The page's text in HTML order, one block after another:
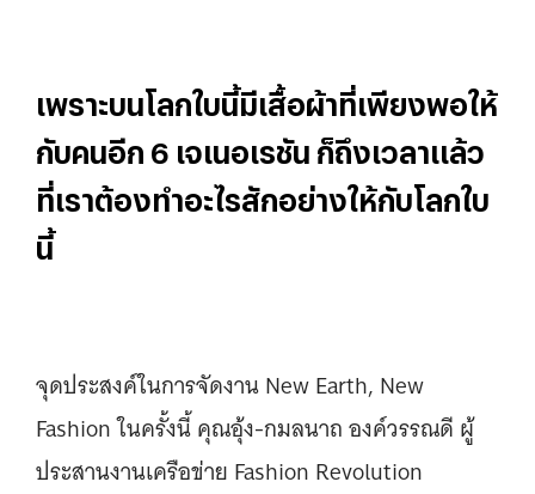
เพราะบนโลกใบนี้มีเสื้อผ้าที่เพียงพอให้
กับคนอีก 6 เจเนอเรชัน ก็ถึงเวลาแล้ว
ที่เราต้องทำอะไรสักอย่างให้กับโลกใบ
นี้
จุดประสงค์ในการจัดงาน New Earth, New
Fashion ในครั้งนี้ คุณอุ้ง-กมลนาถ องค์วรรณดี ผู้
ประสานงานเครือข่าย Fashion Revolution